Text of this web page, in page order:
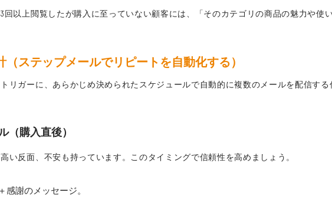
回以上閲覧したが購入に至っていない顧客には、「そのカテゴリの商品の魅力や使
ステップメールでリピートを自動化する）
リガーに、あらかじめ決められたスケジュールで自動的に複数のメールを配信する
（購入直後）
い反面、不安も持っています。このタイミングで信頼性を高めましょう。
感謝のメッセージ。